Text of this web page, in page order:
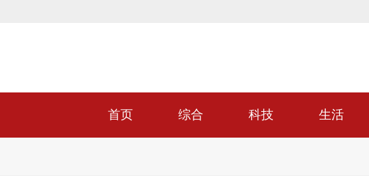
首页 综合 科技 生活